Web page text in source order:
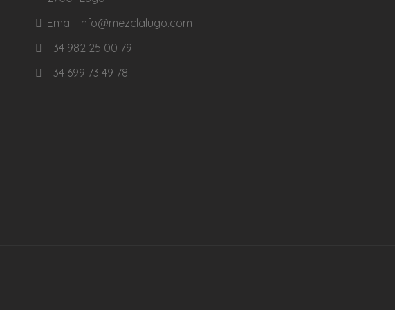
Email: info@mezclalugo.com
+34 982 25 00 79
+34 699 73 49 78